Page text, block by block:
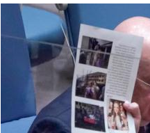
nebenzia
docs.jpg